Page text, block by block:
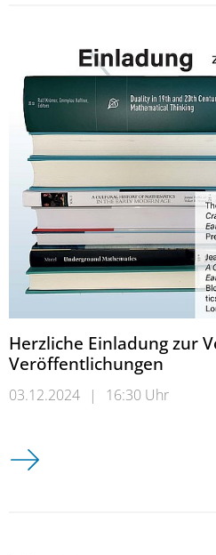
Herzliche Einladung zur
Veröffentlichungen
03.12.2024 | 16:30 Uhr
Herzliche Einladung zur